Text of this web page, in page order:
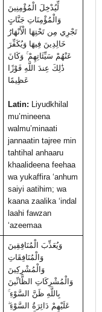
لِّيُدْخِلَ الْمُؤْمِنِينَ
وَالْمُؤْمِنَاتِ جَنَّاتٍ
تَجْرِي مِن تَحْتِهَا الْأَنْهَارُ
خَالِدِينَ فِيهَا وَيُكَفِّرَ
عَنْهُمْ سَيِّئَاتِهِمْ ۚ وَكَانَ
ذَٰلِكَ عِندَ اللَّهِ فَوْزًا
عَظِيمًا
Latin: Liyudkhilal
mu’mineena
walmu’minaati
jannaatin tajree min
tahtihal anhaaru
khaalideena feehaa
wa yukaffira ‘anhum
saiyi aatihim; wa
kaana zaalika ‘indal
laahi fawzan
‘azeemaa
وَيُعَذِّبَ الْمُنَافِقِينَ
وَالْمُنَافِقَاتِ
وَالْمُشْرِكِينَ
وَالْمُشْرِكَاتِ الظَّانِّينَ
بِاللَّهِ ظَنَّ السَّوْءِ ۚ
عَلَيْهِمْ دَائِرَةُ السَّوْءِ ۖ